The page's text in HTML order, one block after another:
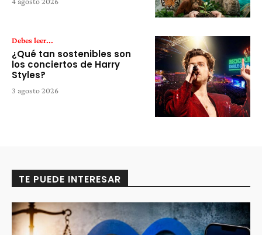
Debes leer...
¿Qué tan sostenibles son
los conciertos de Harry
Styles?
3 agosto 2026
TE PUEDE INTERESAR